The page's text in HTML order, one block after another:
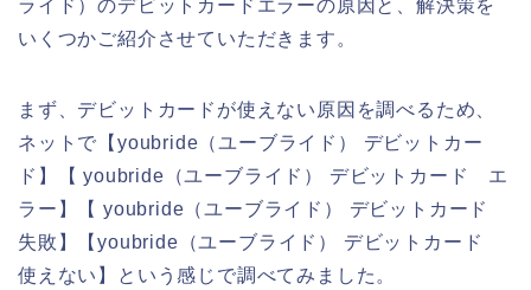
ライド）のデビットカードエラーの原因と、解決策を
いくつかご紹介させていただきます。
まず、デビットカードが使えない原因を調べるため、
ネットで【youbride（ユーブライド） デビットカー
ド】【 youbride（ユーブライド） デビットカード エ
ラー】【 youbride（ユーブライド） デビットカード
失敗】【youbride（ユーブライド） デビットカード
使えない】という感じで調べてみました。